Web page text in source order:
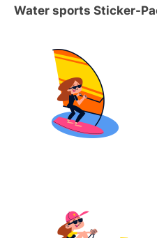
Water sports Sticker-